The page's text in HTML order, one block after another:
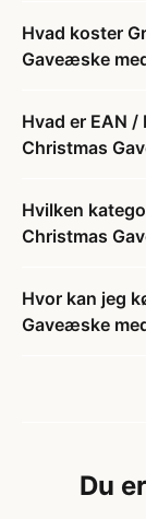
Hvad koster
Gaveæske
Hvad er EAN
Christmas
Hvilken
Christmas
Hvor kan jeg
Gaveæske
Du